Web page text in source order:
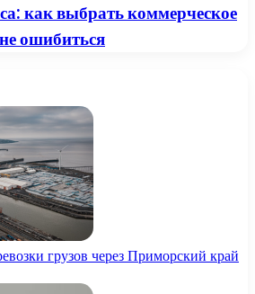
как выбрать коммерческое
ошибиться
грузов через Приморский край